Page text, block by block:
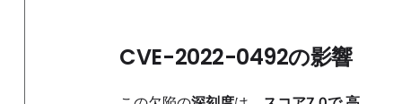
CVE-2022-0492の影響